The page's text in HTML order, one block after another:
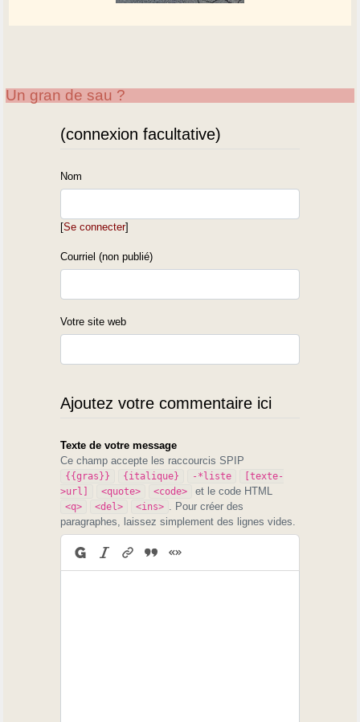
Un gran de sau ?
(connexion facultative)
Nom
[Se connecter]
Courriel (non publié)
Votre site web
Ajoutez votre commentaire ici
Texte de votre message
Ce champ accepte les raccourcis SPIP
{{gras}} {italique} -*liste
[texte-
>url]
<quote> <code> et le code HTML
<q> <del> <ins>
. Pour créer des
paragraphes, laissez simplement des lignes vides.